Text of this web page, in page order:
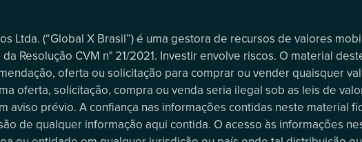
Ltda. (“Global X Brasil”) é uma gestora de recursos de valores
Resolução CVM n° 21/2021. Investir envolve riscos. O material
oferta ou solicitação para comprar ou vender quaisquer
oferta, solicitação, compra ou venda seria ilegal sob as leis de
aviso prévio. A confiança nas informações contidas neste material
de qualquer informação aqui contida. O acesso às informações